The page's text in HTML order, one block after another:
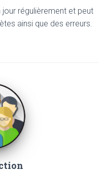
régulièrement et peut
ainsi que des erreurs.